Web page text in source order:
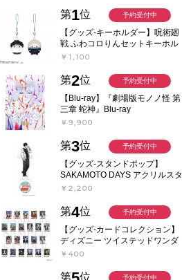
第1位
【グッズ-キーホルダー】呪術廻
戦 ふわコロりんセットキーホル
ダー【アニメイト特典付】
￥1,100
予約受付中
第2位
【Blu-ray】『劇場版モノノ怪 第
三章 蛇神』Blu-ray
￥9,900
予約受付中
第3位
【グッズ-スタンドポップ】
SAKAMOTO DAYS アクリルスタ
ンド～Sunny Afternoon～ 4.南雲
￥2,200
予約受付中
第4位
【グッズ-カードコレクション】
ディズニー ツイステッドワンダ
ーランド ランダムカードコレク
￥400
予約受付中
第 位 予約受付中